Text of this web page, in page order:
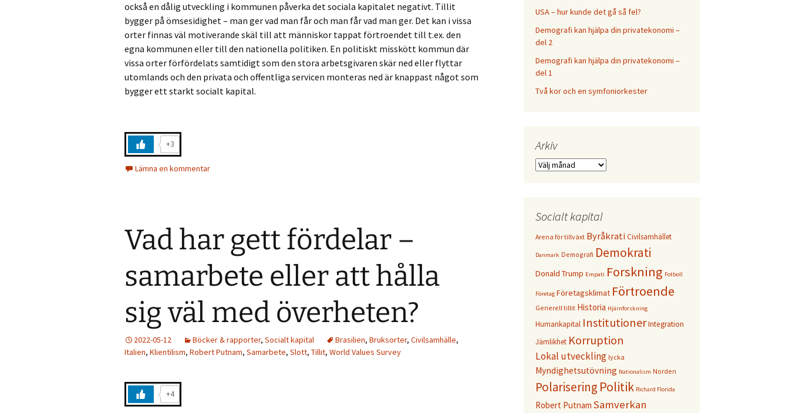
också en dålig utveckling i kommunen påverka det sociala kapitalet negativt. Tillit
bygger på ömsesidighet – man ger vad man får och man får vad man ger. Det kan i vissa
orter finnas väl motiverande skäl till att människor tappat förtroendet till t.ex. den
egna kommunen eller till den nationella politiken. En politiskt misskött kommun där
vissa orter förfördelats samtidigt som den stora arbetsgivaren skär ned eller flyttar
utomlands och den privata och offentliga servicen monteras ned är knappast något som
bygger ett starkt socialt kapital.
+3
Lämna en kommentar
Vad har gett fördelar –
samarbete eller att hålla
sig väl med överheten?
2022-05-12 Böcker & rapporter, Socialt kapital Brasilien, Bruksorter, Civilsamhälle,
Italien, Klientilism, Robert Putnam, Samarbete, Slott, Tillit, World Values Survey
+4
USA – hur kunde det gå så fel?
Demografi kan hjälpa din privatekonomi –
del 2
Demografi kan hjälpa din privatekonomi –
del 1
Två kor och en symfoniorkester
Arkiv
Arkiv
Socialt kapital
Arena för tillväxt ByråkratiCivilsamhället
Danmark Demografi Demokrati
Donald Trump Empati Forskning Fotboll
Företag Företagsklimat Förtroende
Generell tillit Historia Hjärnforskning
Humankapital InstitutionerIntegration
Jämlikhet Korruption
Lokal utveckling lycka
Myndighetsutövning Nationalism Norden
Polarisering Politik Richard Florida
Robert Putnam Samverkan